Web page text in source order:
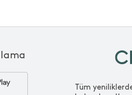
Tüm